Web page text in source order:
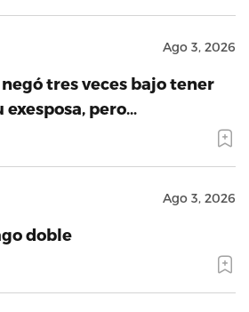
Ago 3, 2026
negó tres veces bajo tener
pero…
Ago 3, 2026
doble